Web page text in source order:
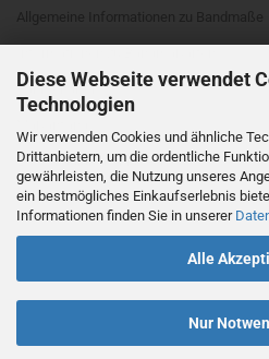
Diese Webseite verwendet
Technologien
Wir verwenden Cookies und ähnliche
Drittanbietern, um die ordentliche
gewährleisten, die Nutzung unseres
ein bestmögliches Einkaufserlebnis
Informationen finden Sie in unserer
Alle
Nur
Rahmenarten
EG Genauigkeitsklassen
Cookie Einstellungen